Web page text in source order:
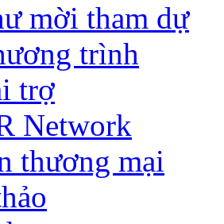
mời tham dự
trình
trợ
Network
thương mại